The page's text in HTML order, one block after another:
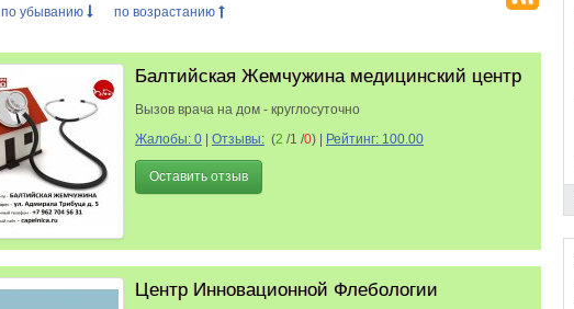
по убыванию по возрастанию
Балтийская Жемчужина медицинский центр
Вызов врача на дом - круглосуточно
Жалобы: 0
Отзывы: (2 /1 /0) Рейтинг: 100.00
Оставить отзыв
Центр Инновационной Флебологии